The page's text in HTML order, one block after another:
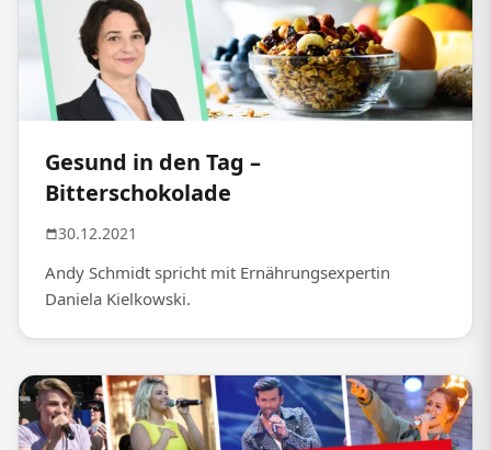
Gesund in den Tag –
Bitterschokolade
30.12.2021
Andy Schmidt spricht mit Ernährungsexpertin
Daniela Kielkowski.